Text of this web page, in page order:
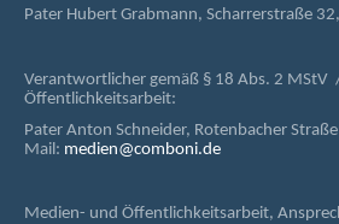
Pater Hubert Grabmann, Scharrerstraße
Verantwortlicher gemäß § 18 Abs. 2 MStV
Öffentlichkeitsarbeit:
Pater Anton Schneider, Rotenbacher
Mail: medien@comboni.de
Medien- und Öffentlichkeitsarbeit,